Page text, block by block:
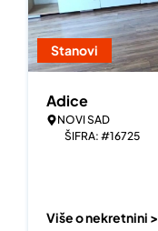
Stanovi
Adice
NOVI SAD
ŠIFRA: #16725
Više o nekretnini >